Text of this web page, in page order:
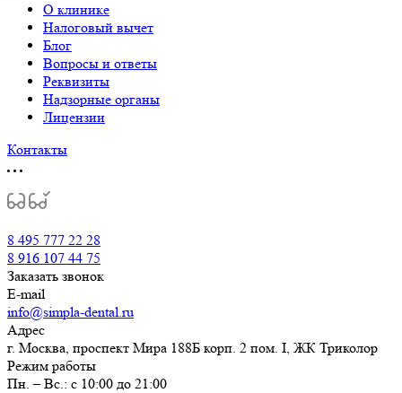
О клинике
Налоговый вычет
Блог
Вопросы и ответы
Реквизиты
Надзорные органы
Лицензии
Контакты
8 495 777 22 28
8 916 107 44 75
Заказать звонок
E-mail
info@simpla-dental.ru
Адрес
г. Москва, проспект Мира 188Б корп. 2 пом. I, ЖК Триколор
Режим работы
Пн. – Вс.: с 10:00 до 21:00